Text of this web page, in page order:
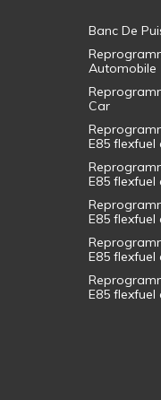
Banc De
Automobile
Car
E85 flexfuel
E85 flexfuel
E85 flexfuel
E85 flexfuel
E85 flexfuel